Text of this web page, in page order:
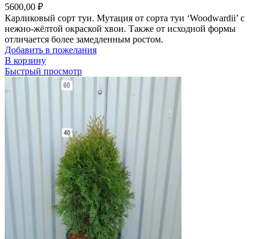
5600,00 ₽
Карликовый сорт туи. Мутация от сорта туи ‘Woodwardii’ с
нежно-жёлтой окраской хвои. Также от исходной формы
отличается более замедленным ростом.
Добавить в пожелания
В корзину
Быстрый просмотр